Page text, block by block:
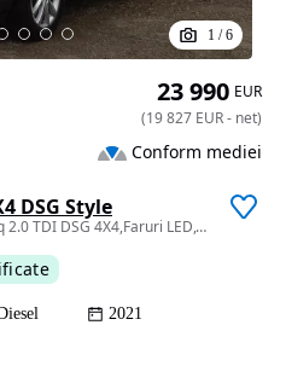
1 /6
DSG Style
1968 cm3 • 200 CP • Skoda Kodiaq 2.0 TDI DSG 4X4,Faruri LED,Garantie 3 ANI,TVA Deductibil
2021
23 990 EUR
(19 827 EUR- net)
Conform mediei